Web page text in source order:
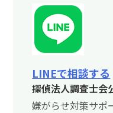
LINEで相談する
探偵法人調査士会
嫌がらせ対策サポ